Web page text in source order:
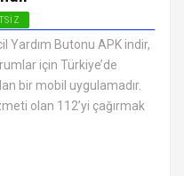
SAĞLIK VE FITNESS
APK
Yardım Butonu APK indir,
için Türkiye’de
bir mobil uygulamadır.
olan 112’yi çağırmak